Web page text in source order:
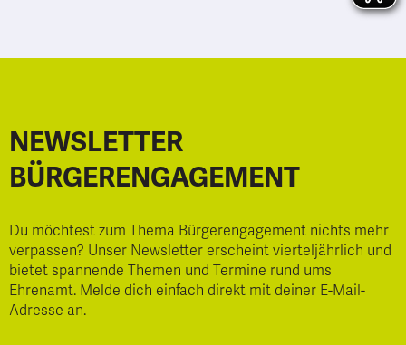
NEWSLETTER
BÜRGERENGAGEMENT
Du möchtest zum Thema Bürgerengagement nichts mehr
verpassen? Unser Newsletter erscheint vierteljährlich und
bietet spannende Themen und Termine rund ums
Ehrenamt. Melde dich einfach direkt mit deiner E-Mail-
Adresse an.